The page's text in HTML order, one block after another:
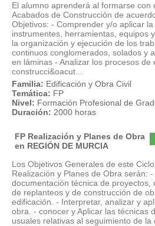
El alumno aprenderá al formarse con
Acabados de Construcción de
Objetivos: - Comprender y/o aplicar la
instrumentes, herramientas, equipos
la organización y ejecución de los
continuos conglomerados, solados y
en láminas - Analizar los procesos de
construcci&oacut...
Familia: Edificación y Obra Civil
Temática: FP
Nivel: Formación Profesional de
Duración: 2000 horas
FP Realización y Planes de Obra
en REGIÓN DE MURCIA
Los Objetivos Generales de este
Realización y Planes de Obra serán:
documentación técnica de proyectos,
de replanteos y de construcción de
edificación. - Interpretar, analizar y
obra. - conocer y Aplicar las técnicas
usuales relativas al seguimiento de la